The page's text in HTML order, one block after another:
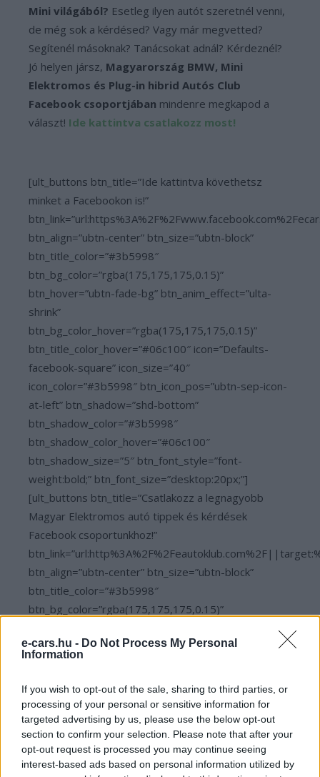
e-cars.hu - Do Not Process My Personal
Information
If you wish to opt-out of the sale, sharing to third parties, or
processing of your personal or sensitive information for
targeted advertising by us, please use the below opt-out
section to confirm your selection. Please note that after your
opt-out request is processed you may continue seeing
interest-based ads based on personal information utilized by
Mini világából? Esetleg ilyen autót szeretnél venni,
de még sok a kérdésed? Vagy már megvetted?
Segítenél másoknak? Tanácsokat adnál? Kérdeznél?
Jó helyen jársz, Magyarország BMW, Mini
Elektromos és Plug-in hibrid Autós Club
Facebook csoportjában mindenre megkapod a
választ! Ide kattintva csatlakozz most!
[ult_buttons btn_title=”Ide kattintva követhetsz
minket a Facebookon is!”
btn_align=”ubtn-center” btn_size=”ubtn-block”
btn_title_color=”#3b5998″
btn_bg_color=”rgba(175,175,175,0.15)”
btn_hover=”ubtn-fade-bg” btn_anim_effect=”ulta-
shrink”
btn_bg_color_hover=”rgba(175,175,175,0.15)”
btn_title_color_hover=”#06c100″ icon=”Defaults-
facebook-square” icon_size=”40″
icon_color=”#3b5998″ btn_icon_pos=”ubtn-sep-icon-
at-left” btn_shadow=”shd-bottom”
btn_shadow_color=”#3b5998″
btn_shadow_color_hover=”#06c100″
btn_shadow_size=”5″ btn_font_style=”font-
weight:bold;” btn_font_size=”desktop:20px;”]
[ult_buttons btn_title=”Csatlakozz a legnagyobb
Magyar Elektromos autó tippek és kérdések
Facebook csoportunkhoz!”
btn_align=”ubtn-center” btn_size=”ubtn-block”
btn_title_color=”#3b5998″
btn_bg_color=”rgba(175,175,175,0.15)”
shrink”
btn_title_color_hover=”#06c100″ icon=”Defaults-
comments” icon_size=”30″ icon_color=”#3b5998″
btn_icon_pos=”ubtn-sep-icon-at-left”
btn_shadow=”shd-bottom”
btn_shadow_color=”#3b5998″